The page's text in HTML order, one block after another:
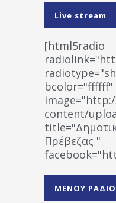
Live stream
[html5radio
content/
Πρέβεζας "
ΜΕΝΟΥ